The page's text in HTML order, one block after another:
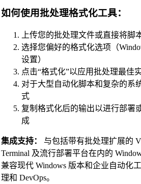
XML Beautifier
YAML Beautifier
SQL Beautifier
MySQL SQL Beautifier
PostgreSQL SQL Beautifier
MongoDB Query Beautifier
Nginx Config Beautifier
Apache Config Beautifier
Python Beautifier
Java Code Beautifier
如何使用批处理格式化工具：
上传您的批处理文件或直接将脚
选择您偏好的格式化选项（
设置）
点击“格式化”以应用批处理最佳
对于大型自动化脚本和复杂的系
式
复制格式化后的输出以进行部署
成
集成支持：
与包括带有批处理扩展的
Terminal 及流行部署平台在内的
兼容现代 Windows 版本和企业自动化
理和 DevOps。